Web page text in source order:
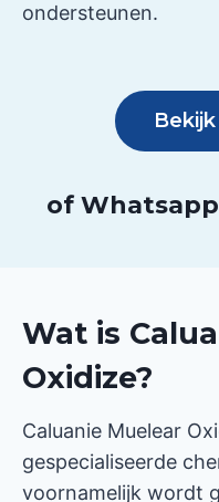
ondersteunen.
of Whatsapp
Wat is
Oxidize?
Caluanie Muelear
gespecialiseerde
voornamelijk wordt